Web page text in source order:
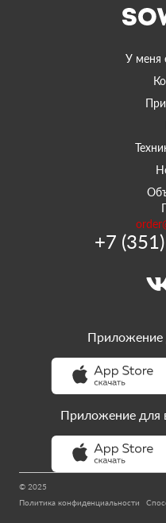
У меня
+7
© 2025
Политика конфиденциальности
Приложение
Приложение для